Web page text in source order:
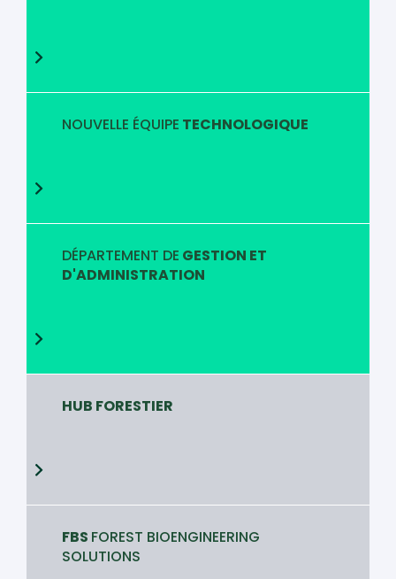
NOUVELLE ÉQUIPE TECHNOLOGIQUE
DÉPARTEMENT DE GESTION ET
D'ADMINISTRATION
HUB FORESTIER
FBS FOREST BIOENGINEERING
SOLUTIONS